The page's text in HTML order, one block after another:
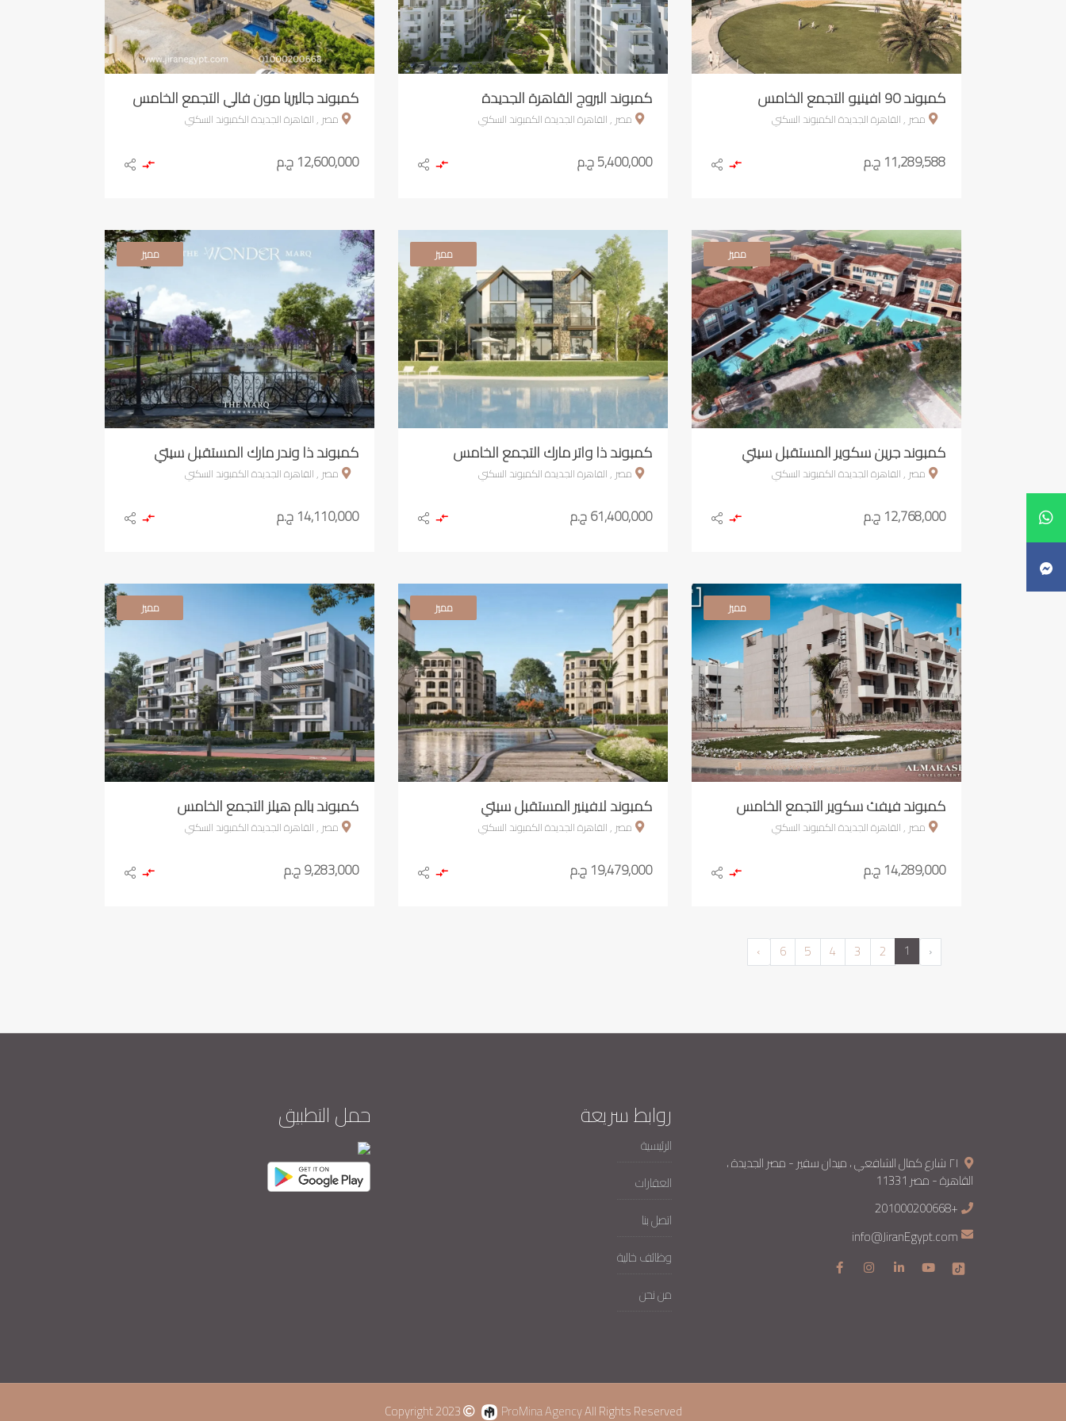
كمبوند 90 افينيو التجمع الخامس
مصر , القاهرة الجديدة الكمبوند السكني
11,289,588 ج.م
كمبوند البروج القاهرة الجديدة
مصر , القاهرة الجديدة الكمبوند السكني
5,400,000 ج.م
كمبوند جاليريا مون فالي التجمع الخامس
مصر , القاهرة الجديدة الكمبوند السكني
12,600,000 ج.م
مميز
كمبوند جرين سكوير المستقبل سيتي
مصر , القاهرة الجديدة الكمبوند السكني
12,768,000 ج.م
مميز
كمبوند ذا واتر مارك التجمع الخامس
مصر , القاهرة الجديدة الكمبوند السكني
61,400,000 ج.م
مميز
كمبوند ذا وندر مارك المستقبل سيتي
مصر , القاهرة الجديدة الكمبوند السكني
14,110,000 ج.م
مميز
كمبوند فيفث سكوير التجمع الخامس
مصر , القاهرة الجديدة الكمبوند السكني
14,289,000 ج.م
مميز
كمبوند لافينير المستقبل سيتي
مصر , القاهرة الجديدة الكمبوند السكني
19,479,000 ج.م
مميز
كمبوند بالم هيلز التجمع الخامس
مصر , القاهرة الجديدة الكمبوند السكني
9,283,000 ج.م
‹
1
2
3
4
5
6
›
٢١ شارع كمال الشافعي ، ميدان سفير - مصر الجديدة ،
القاهرة - مصر 11331
+201000200668
info@JiranEgypt.com
روابط سريعة
الرئيسية
العقارات
اتصل بنا
وظائف خالية
من نحن
حمل التطبيق
Copyright 2023 ProMina AgencyAll Rights Reserved